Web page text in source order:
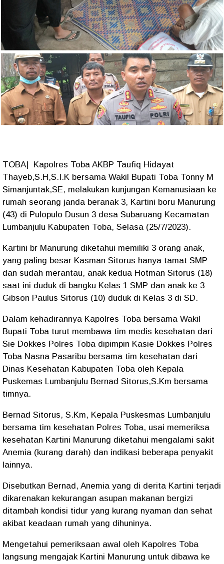
TOBA| Kapolres Toba AKBP Taufiq Hidayat
Thayeb,S.H,S.I.K bersama Wakil Bupati Toba Tonny M
Simanjuntak,SE, melakukan kunjungan Kemanusiaan ke
rumah seorang janda beranak 3, Kartini boru Manurung
(43) di Pulopulo Dusun 3 desa Subaruang Kecamatan
Lumbanjulu Kabupaten Toba, Selasa (25/7/2023).
Kartini br Manurung diketahui memiliki 3 orang anak,
yang paling besar Kasman Sitorus hanya tamat SMP
dan sudah merantau, anak kedua Hotman Sitorus (18)
saat ini duduk di bangku Kelas 1 SMP dan anak ke 3
Gibson Paulus Sitorus (10) duduk di Kelas 3 di SD.
Dalam kehadirannya Kapolres Toba bersama Wakil
Bupati Toba turut membawa tim medis kesehatan dari
Sie Dokkes Polres Toba dipimpin Kasie Dokkes Polres
Toba Nasna Pasaribu bersama tim kesehatan dari
Dinas Kesehatan Kabupaten Toba oleh Kepala
Puskemas Lumbanjulu Bernad Sitorus,S.Km bersama
timnya.
Bernad Sitorus, S.Km, Kepala Puskesmas Lumbanjulu
bersama tim kesehatan Polres Toba, usai memeriksa
kesehatan Kartini Manurung diketahui mengalami sakit
Anemia (kurang darah) dan indikasi beberapa penyakit
lainnya.
Disebutkan Bernad, Anemia yang di derita Kartini terjadi
dikarenakan kekurangan asupan makanan bergizi
ditambah kondisi tidur yang kurang nyaman dan sehat
akibat keadaan rumah yang dihuninya.
Mengetahui pemeriksaan awal oleh Kapolres Toba
langsung mengajak Kartini Manurung untuk dibawa ke